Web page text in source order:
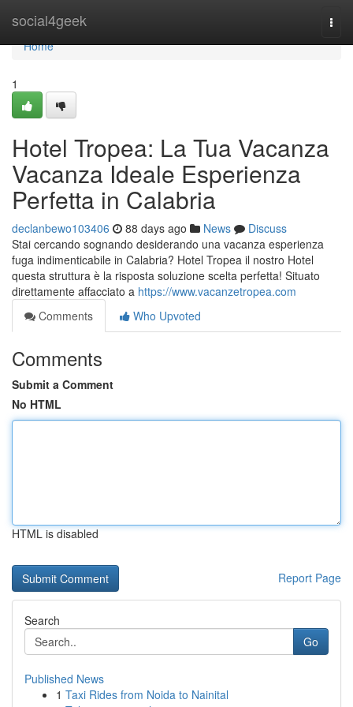
social4geek
Home
Home
1
Hotel Tropea: La Tua Vacanza
Vacanza Ideale Esperienza
Perfetta in Calabria
declanbewo103406 88 days ago News
Discuss
Stai cercando sognando desiderando una vacanza esperienza
fuga indimenticabile in Calabria? Hotel Tropea il nostro Hotel
questa struttura è la risposta soluzione scelta perfetta! Situato
direttamente affacciato a https://www.vacanzetropea.com
Comments
Who Upvoted
Comments
Submit a Comment
No HTML
HTML is disabled
Report Page
Search
Go
Published News
1 Taxi Rides from Noida to Nainital